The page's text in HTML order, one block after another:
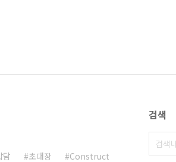
담 초대장 Construct
검색